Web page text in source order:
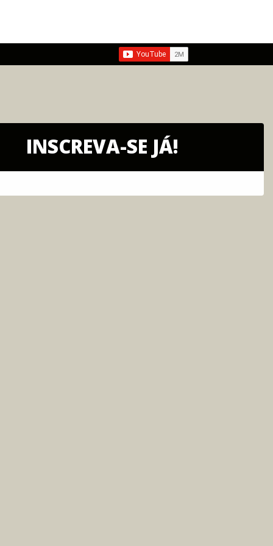
INSCREVA-SE JÁ!